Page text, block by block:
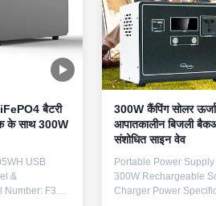
बैटरी
के साथ 300W
USB
&
Number: F35
300W कैंपिंग सोलर
आपातकालीन बिजली
संशोधित साइन वेव
Portable Power
300W Rechargeable
Charger Power